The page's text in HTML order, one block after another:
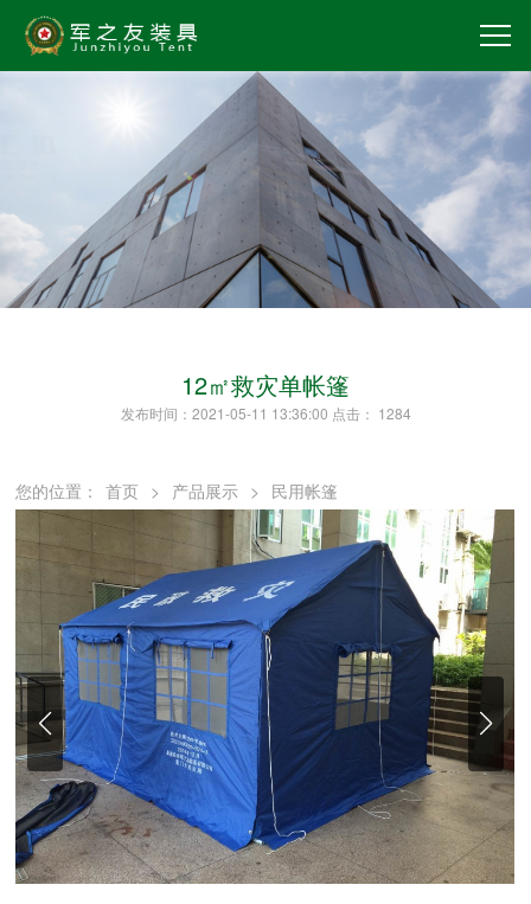
12㎡救灾单帐篷
发布时间：2021-05-11 13:36:00 点击： 1284
您的位置： 首页 > 产品展示 > 民用帐篷